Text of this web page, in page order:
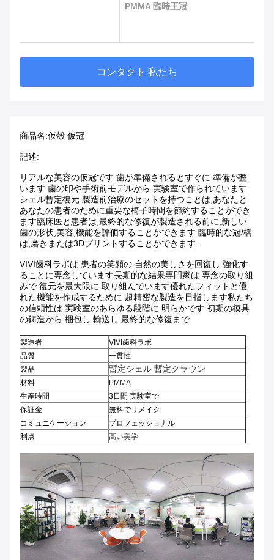
PMMA 臨時王冠
コンタクト 私たち
商品名:仮殻 仮冠
記述:
リアルな美容の仮冠です 歯が準備されるとすぐに 準備が整
います 歯の印や手術前モデルから 実験室で作られています
シェル暫定復元 製造前治療のセットを持つことは,あなたと
あなたの患者のために重要な椅子時間を節約することができ
ます臨床医と患者は,最終的な修復が製造される前に,新しい
歯の形状,美容,機能を評価することができます.臨時的な冠/橋
は,磨きまたは3Dプリントすることができます.
VIVI歯科ラボは 患者の笑顔の 自然の美しさを回復し 強化す
ることに専念しています長期的な結果専門家は 専念の取り組
みで 復元を最大限に 取り組んでいます優れたフィットと優
れた機能を作成するために 超精密な製造を目指します私たち
の信頼性は 実験室のあらゆる段階に 明らかです 初期の模具
の鋳造から 梱包し 輸送し 最終的な修復まで
製造者
VIVI歯科ラボ
品質
一貫性
製品
暫定シェル 暫定クラウン
材料
PMMA
生産時間
3日間 実験室で
保証金
無料でリメイク
コミュニケーション
プロフェッショナル
利点
高い美学